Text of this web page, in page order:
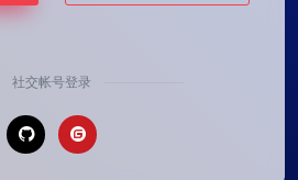
社交帐号登录